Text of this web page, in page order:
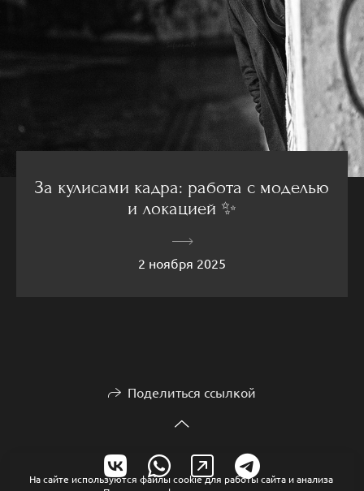
За кулисами кадра: работа с моделью
и локацией ✨
2 ноября 2025
Поделиться ссылкой
На сайте используются файлы cookie для работы сайта и анализа